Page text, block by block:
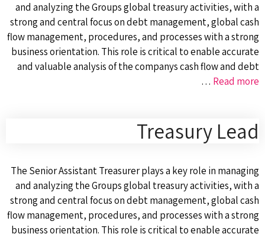
and analyzing the Groups global treasury activities, with a
strong and central focus on debt management, global cash
flow management, procedures, and processes with a strong
business orientation. This role is critical to enable accurate
and valuable analysis of the companys cash flow and debt
… Read more
Treasury Lead
The Senior Assistant Treasurer plays a key role in managing
and analyzing the Groups global treasury activities, with a
strong and central focus on debt management, global cash
flow management, procedures, and processes with a strong
business orientation. This role is critical to enable accurate